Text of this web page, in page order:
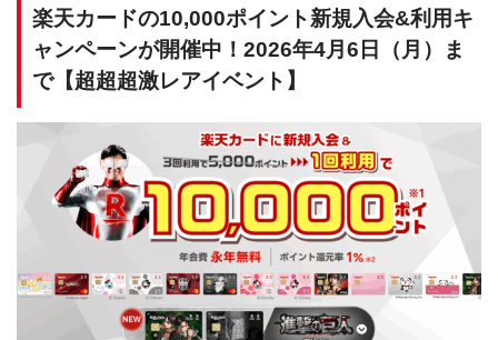
楽天カードの10,000ポイント新規入会&利用キ
ャンペーンが開催中！2026年4月6日（月）ま
で【超超超激レアイベント】